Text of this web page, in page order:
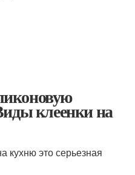
клеенки на
кухню это серьезная